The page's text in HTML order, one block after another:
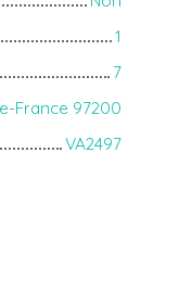
1
7
France 97200
VA2497